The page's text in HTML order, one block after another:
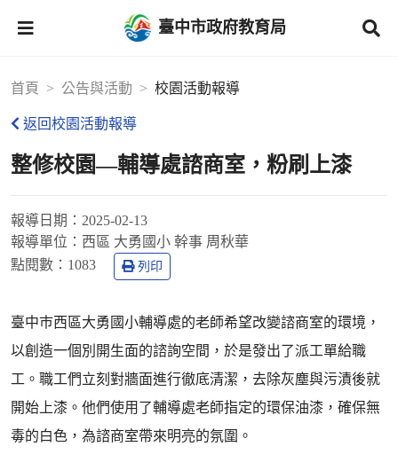
臺中市政府教育局
首頁 公告與活動 校園活動報導
返回校園活動報導
整修校園—輔導處諮商室，粉刷上漆
報導日期： 2025-02-13
報導單位： 西區 大勇國小 幹事 周秋華
點閱數： 1083 列印
臺中巿西區大勇國小輔導處的老師希望改變諮商室的環境，
以創造一個別開生面的諮詢空間，於是發出了派工單給職
工。職工們立刻對牆面進行徹底清潔，去除灰塵與污漬後就
開始上漆。他們使用了輔導處老師指定的環保油漆，確保無
毒的白色，為諮商室帶來明亮的氛圍。